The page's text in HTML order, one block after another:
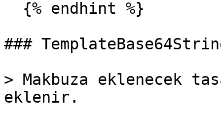
###
> Makbuza eklenecek
eklenir.